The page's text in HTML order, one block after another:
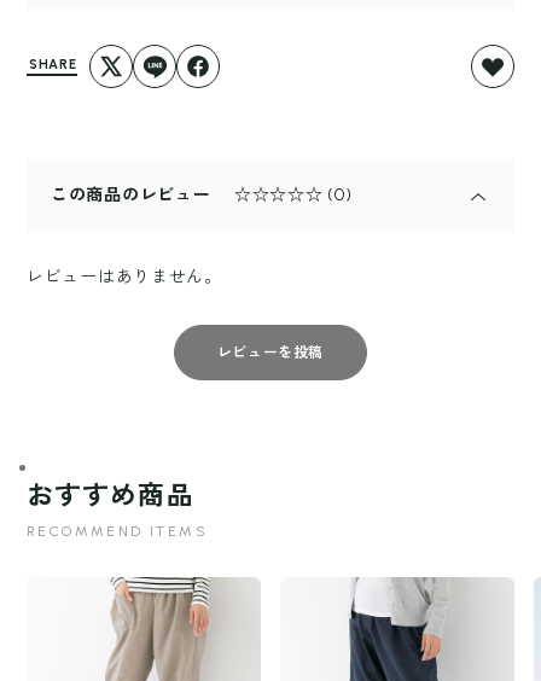
SHARE
この商品のレビュー ☆☆☆☆☆ (0)
レビューはありません。
レビューを投稿
おすすめ商品
RECOMMEND ITEMS